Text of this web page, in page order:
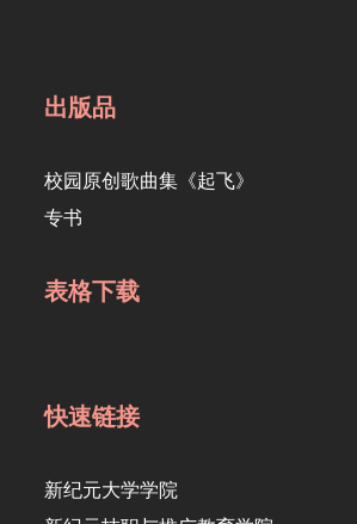
出版品
校园原创歌曲集《起飞》
专书
表格下载
快速链接
新纪元大学学院